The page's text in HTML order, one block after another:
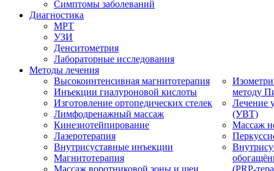
Симптомы заболеваний
Диагностика
МРТ
УЗИ
Денситометрия
Лабораторные исследования
Методы лечения
Высокоинтенсивная магнитотерапия
Инъекции гиалуроновой кислоты
Изготовление ортопедических стелек
Лимфодренажный массаж
Кинезиотейпирование
Лазеротерапия
Внутрисуставные инъекции
Магнитотерапия
Массаж воротниковой зоны и шеи
методу
Лечение
(УВТ)
Массаж
(PRP-